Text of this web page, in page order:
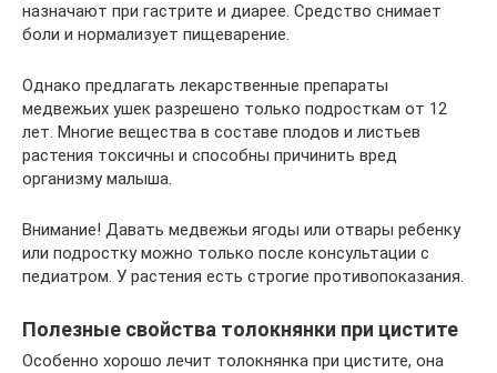
назначают при гастрите и диарее. Средство снимает
боли и нормализует пищеварение.
Однако предлагать лекарственные препараты
медвежьих ушек разрешено только подросткам от 12
лет. Многие вещества в составе плодов и листьев
растения токсичны и способны причинить вред
организму малыша.
Внимание! Давать медвежьи ягоды или отвары ребенку
или подростку можно только после консультации с
педиатром. У растения есть строгие противопоказания.
Полезные свойства толокнянки при цистите
Особенно хорошо лечит толокнянка при цистите, она